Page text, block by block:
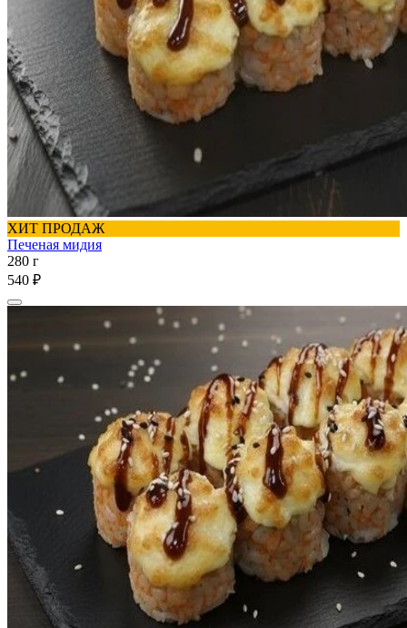
ХИТ ПРОДАЖ
Печеная мидия
280 г
540 ₽